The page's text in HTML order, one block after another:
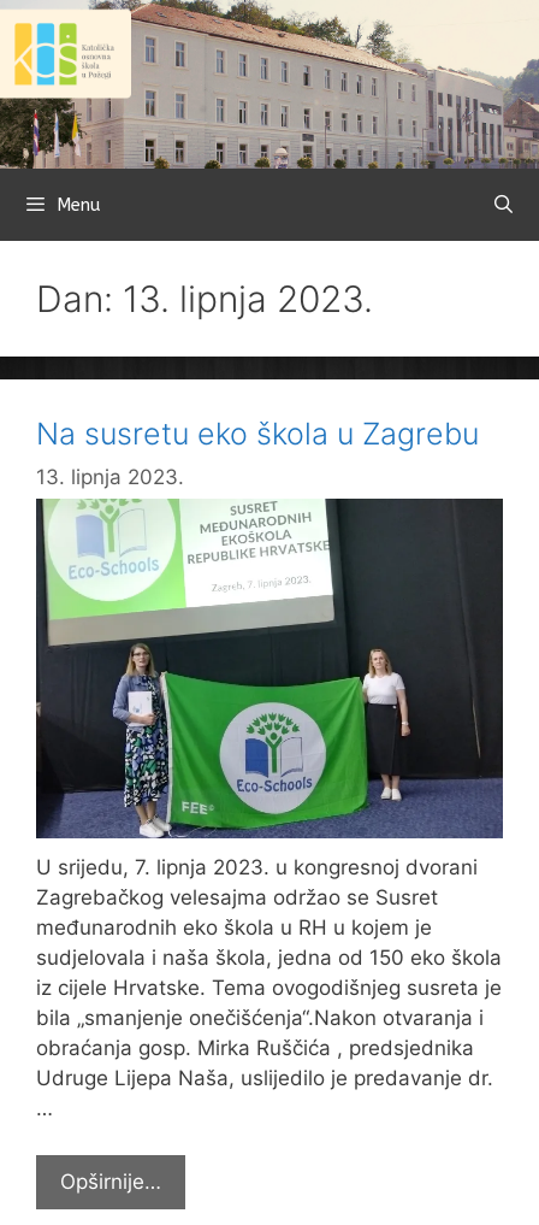
Preskoči
sadržaj
Menu
Dan: 13. lipnja 2023.
Na susretu eko škola u Zagrebu
13. lipnja 2023.
U srijedu, 7. lipnja 2023. u kongresnoj dvorani
Zagrebačkog velesajma održao se Susret
međunarodnih eko škola u RH u kojem je
sudjelovala i naša škola, jedna od 150 eko škola
iz cijele Hrvatske. Tema ovogodišnjeg susreta je
bila „smanjenje onečišćenja“.Nakon otvaranja i
obraćanja gosp. Mirka Ruščića , predsjednika
Udruge Lijepa Naša, uslijedilo je predavanje dr.
…
Opširnije…
susretu